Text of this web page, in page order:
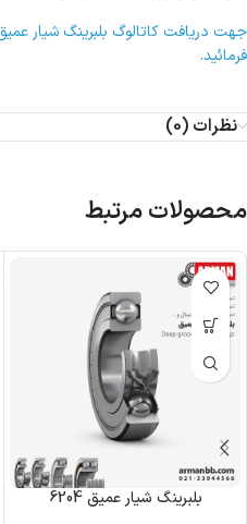
جهت دریافت کاتالوگ بلبرینگ شیار
فرمائید.
نظرات (0)
محصولات مرتبط
بلبرینگ شیار عمیق 6204